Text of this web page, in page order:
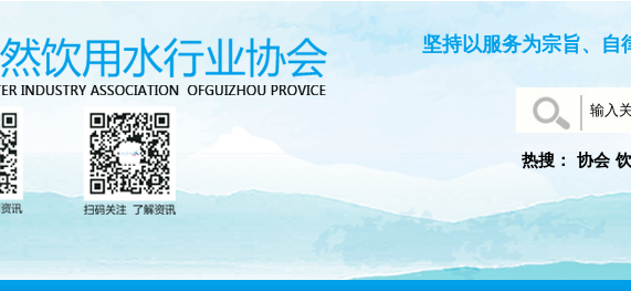
坚持以服务为宗旨、自
热搜： 协会